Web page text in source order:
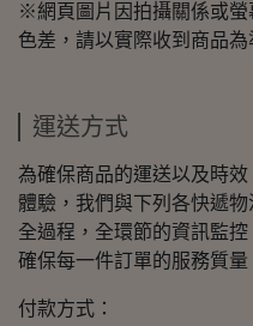
※網頁圖片因拍攝關係或螢
色差，請以實際收到商品為
運送方式
為確保商品的運送以及時
體驗，我們與下列各快遞
全過程，全環節的資訊監
確保每一件訂單的服務質量
付款方式：